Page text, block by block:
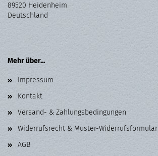
89520 Heidenheim
Deutschland
Mehr über...
Impressum
Kontakt
Versand- & Zahlungsbedingungen
Widerrufsrecht & Muster-Widerrufsformular
AGB